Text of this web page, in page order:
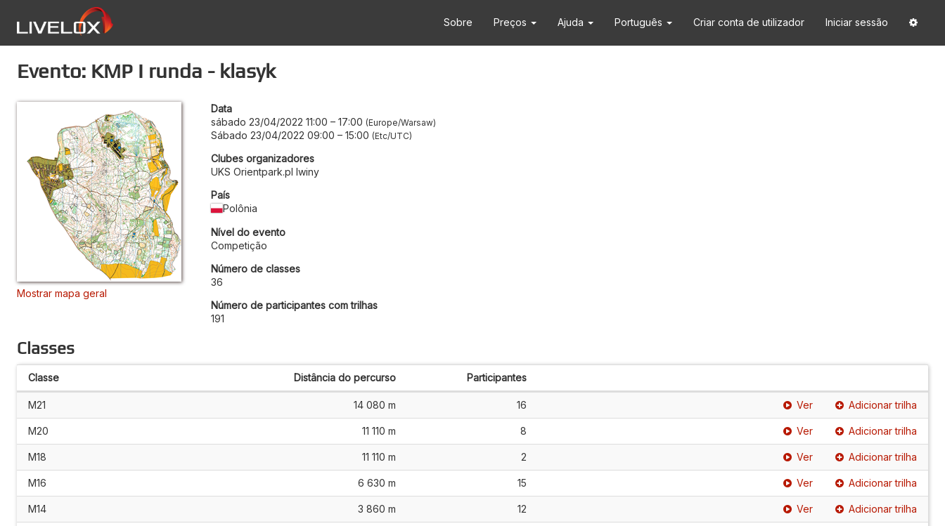
Sobre Preços Ajuda Português Criar conta de utilizador Iniciar sessão
Evento: KMP I runda - klasyk
Mostrar mapa geral
Data
sábado 23/04/2022 11:00 – 17:00 Europe/Warsaw
Sábado 23/04/2022 09:00 – 15:00 Etc/UTC
Clubes organizadores
UKS Orientpark.pl Iwiny
País
Polônia
Nível do evento
Competição
Número de classes
36
Número de participantes com trilhas
191
Classes
Classe Distância do percurso Participantes
M21 14 080 m 16 Ver Adicionar trilha
M20 11 110 m 8 Ver Adicionar trilha
M18 11 110 m 2 Ver Adicionar trilha
M16 6 630 m 15 Ver Adicionar trilha
M14 3 860 m 12 Ver Adicionar trilha